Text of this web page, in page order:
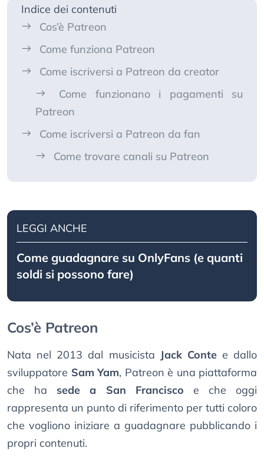
Indice dei contenuti
Cos’è Patreon
Come funziona Patreon
Come iscriversi a Patreon da creator
Come funzionano i pagamenti su
Patreon
Come iscriversi a Patreon da fan
Come trovare canali su Patreon
LEGGI ANCHE
Come guadagnare su OnlyFans (e quanti
soldi si possono fare)
Cos’è Patreon
Nata nel 2013 dal musicista Jack Contee dallo
sviluppatore Sam Yam, Patreon è una piattaforma
che ha sede a San Francisco e che oggi
rappresenta un punto di riferimento per tutti coloro
che vogliono iniziare a guadagnare pubblicando i
propri contenuti.